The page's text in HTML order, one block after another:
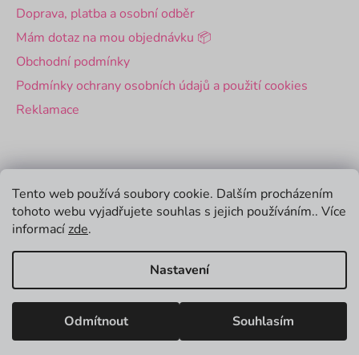
Tento web používá soubory cookie. Dalším procházením
tohoto webu vyjadřujete souhlas s jejich používáním.. Více
informací zde.
Nastavení
Odmítnout Souhlasím
Doprava, platba a osobní odběr
Mám dotaz na mou objednávku 📦
Obchodní podmínky
Podmínky ochrany osobních údajů a použití cookies
Reklamace
Velkoobchod
Firemní dárky
Vytvořil Shoptet
Copyright 2026Zamlsej
. Všechna práva vyhrazena.
Upravit nastavení cookies